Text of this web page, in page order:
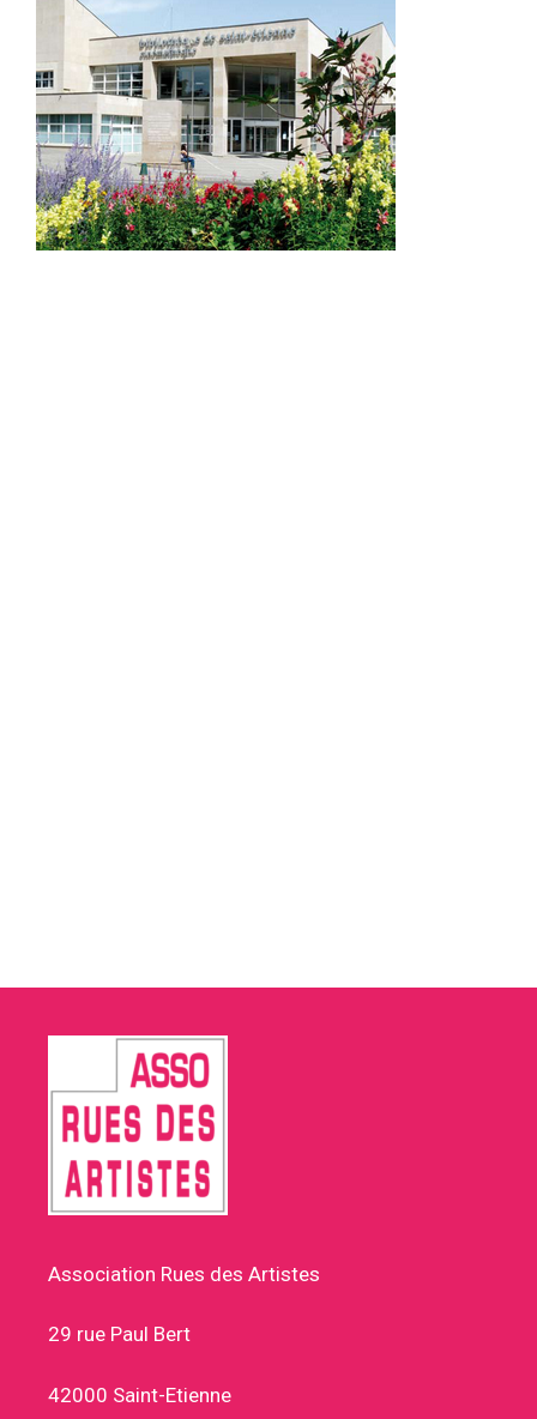
Association Rues des Artistes
29 rue Paul Bert
42000 Saint-Etienne